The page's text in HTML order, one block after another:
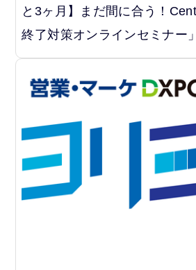
と3ヶ月】まだ間に合う！
終了対策オンラインセミナー